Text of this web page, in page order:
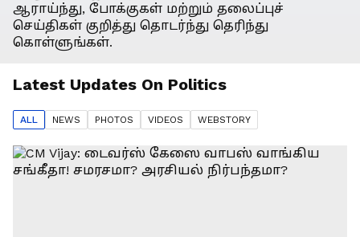
ஆராய்ந்து, போக்குகள் மற்றும் தலைப்புச்
செய்திகள் குறித்து தொடர்ந்து தெரிந்து
கொள்ளுங்கள்.
Latest Updates On Politics
ALL NEWS PHOTOS VIDEOS WEBSTORY